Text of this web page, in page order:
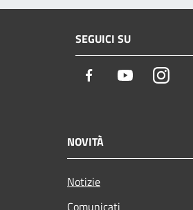
SEGUICI SU
Facebook Youtube
NOVITÀ
Notizie
Comunicati